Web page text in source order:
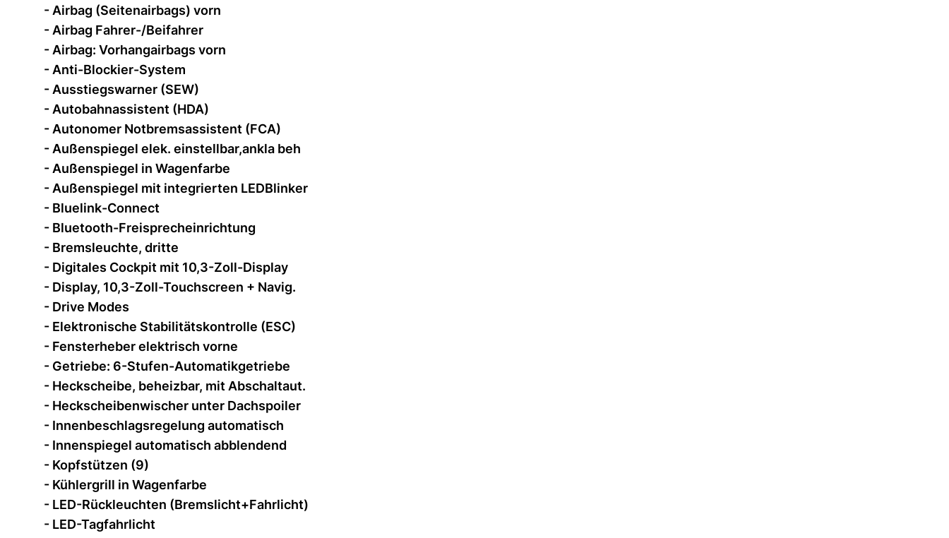
- Airbag (Seitenairbags) vorn
- Airbag Fahrer-/Beifahrer
- Airbag: Vorhangairbags vorn
- Anti-Blockier-System
- Ausstiegswarner (SEW)
- Autobahnassistent (HDA)
- Autonomer Notbremsassistent (FCA)
- Außenspiegel elek. einstellbar,ankla beh
- Außenspiegel in Wagenfarbe
- Außenspiegel mit integrierten LEDBlinker
- Bluelink-Connect
- Bluetooth-Freisprecheinrichtung
- Bremsleuchte, dritte
- Digitales Cockpit mit 10,3-Zoll-Display
- Display, 10,3-Zoll-Touchscreen + Navig.
- Drive Modes
- Elektronische Stabilitätskontrolle (ESC)
- Fensterheber elektrisch vorne
- Getriebe: 6-Stufen-Automatikgetriebe
- Heckscheibe, beheizbar, mit Abschaltaut.
- Heckscheibenwischer unter Dachspoiler
- Innenbeschlagsregelung automatisch
- Innenspiegel automatisch abblendend
- Kopfstützen (9)
- Kühlergrill in Wagenfarbe
- LED-Rückleuchten (Bremslicht+Fahrlicht)
- LED-Tagfahrlicht